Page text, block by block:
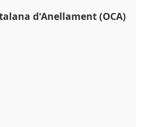
d'Anellament (OCA)